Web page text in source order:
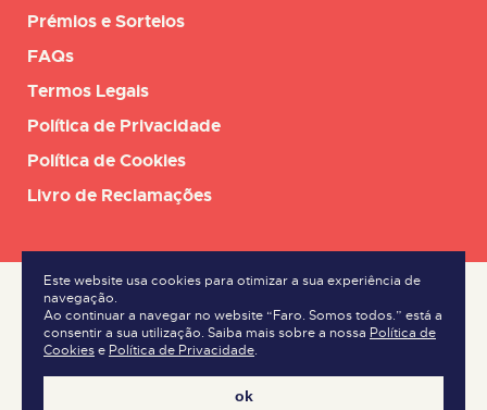
Este website usa cookies para otimizar a sua experiência de
navegação.
Ao continuar a navegar no website “Faro. Somos todos.” está a
consentir a sua utilização. Saiba mais sobre a nossa Política de
Cookies e Política de Privacidade.
ok
Prémios e Sorteios
FAQs
Termos Legais
Política de Privacidade
Política de Cookies
Livro de Reclamações